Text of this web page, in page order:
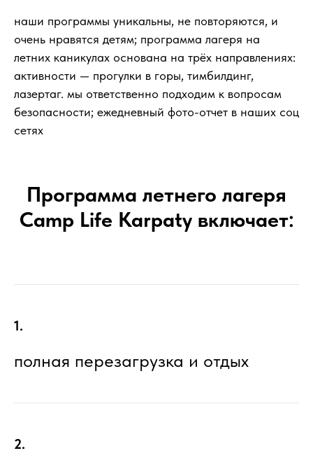
наши программы уникальны, не повторяются, и
очень нравятся детям; программа лагеря на
летних каникулах основана на трёх направлениях:
активности — прогулки в горы, тимбилдинг,
лазертаг. мы ответственно подходим к вопросам
безопасности; ежедневный фото-отчет в наших соц
сетях
Программа летнего лагеря
Camp Life Karpaty включает:
1.
полная перезагрузка и отдых
2.